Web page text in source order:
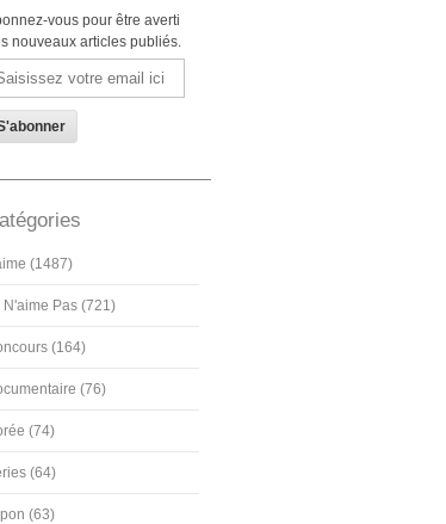
vous pour être averti
nouveaux articles publiés.
(1487)
N'aime Pas (721)
(164)
(76)
(74)
(64)
(63)